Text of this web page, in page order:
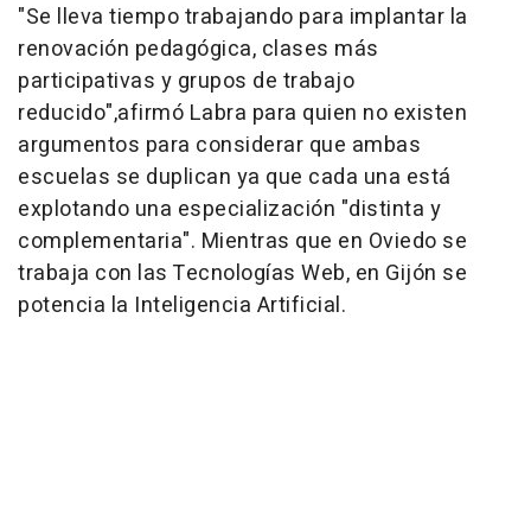
"Se lleva tiempo trabajando para implantar la
renovación pedagógica, clases más
participativas y grupos de trabajo
reducido",afirmó Labra para quien no existen
argumentos para considerar que ambas
escuelas se duplican ya que cada una está
explotando una especialización "distinta y
complementaria". Mientras que en Oviedo se
trabaja con las Tecnologías Web, en Gijón se
potencia la Inteligencia Artificial.